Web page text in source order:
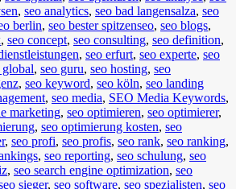
, seo analytics, seo bad langensalza, seo
berlin, seo bester spitzenseo, seo blogs,
, seo concept, seo consulting, seo definition,
, seo erfurt, seo experte, seo
global, seo guru, seo hosting, seo
, seo keyword, seo köln, seo landing
, seo media, SEO Media Keywords,
marketing, seo optimieren, seo optimierer,
, seo optimierung kosten, seo
, seo profi, seo profis, seo rank, seo ranking,
, seo reporting, seo schulung, seo
, seo search engine optimization, seo
sieger, seo software, seo spezialisten, seo